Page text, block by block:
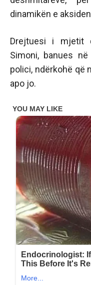
dinamikën e
Drejtuesi i mjetit
Simoni, banues
polici, ndërkohë që
apo jo.